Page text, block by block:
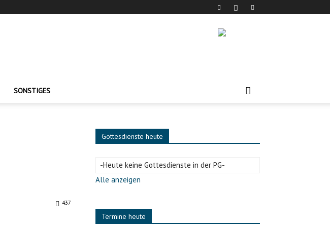
SONSTIGES
437
Gottesdienste heute
-Heute keine Gottesdienste in der PG-
Alle anzeigen
Termine heute